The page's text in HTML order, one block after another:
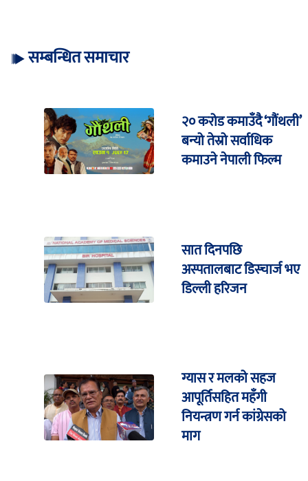
सम्बन्धित समाचार
२० करोड कमाउँदै ‘गौंथली’
बन्यो तेस्रो सर्वाधिक
कमाउने नेपाली फिल्म
सात दिनपछि
अस्पतालबाट डिस्चार्ज भए
डिल्ली हरिजन
ग्यास र मलको सहज
आपूर्तिसहित महँगी
नियन्त्रण गर्न कांग्रेसको
माग